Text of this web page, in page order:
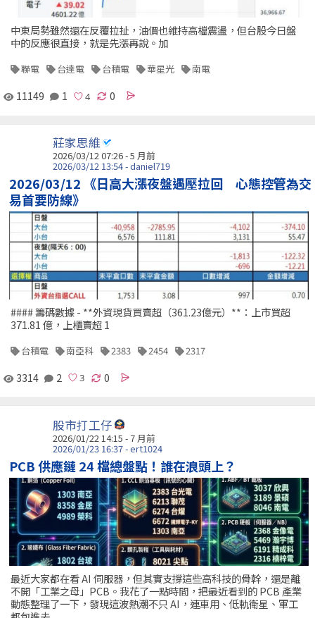
中東局勢雖然還在反覆拉扯，油價也維持高檔震盪，但台股今日盤
中的反應很直接，就是先漲再說。加
聯電 台達電 台積電 華星光 南電
11149 1 0
莊家思維
2026/03/12 07:26 - 5 月前
2026/03/12 13:54 - daniel719
2026/03/12 《日高大漲夜盤遇壓拉回 心態控管為交
易首要防線》
#### 籌碼數據 - **外資現貨買賣超（361.23億元）**：上市買超
371.81 億，上櫃賣超 1
台積電 南亞科 2383 2454 2317
3314 2 0
股市打工仔
2026/01/22 14:15 - 7 月前
2026/01/23 16:37 - ert1024
PCB 供應鏈 24 檔總盤點！誰在浪頭上？
最近大家都在看 AI 伺服器，但其實支撐這些高科技的骨幹，還是離
不開「工業之母」PCB。我花了一點時間，把最近看到的 PCB 產業
動態整理了一下，發現這波熱潮不只 AI，連車用、低軌衛星、軍工